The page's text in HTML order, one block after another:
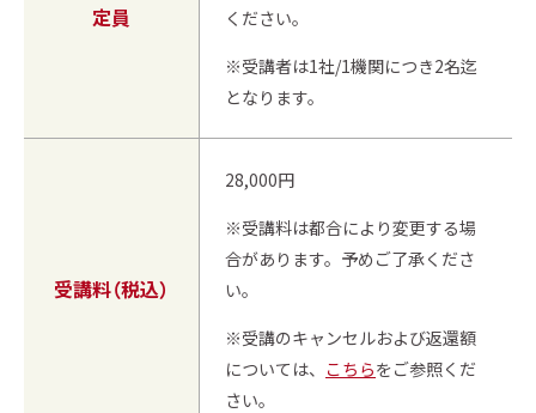
定員
ください。
※受講者は1社/1機関につき2名迄
となります。
受講料（税込）
28,000円
※受講料は都合により変更する場
合があります。予めご了承くださ
い。
※受講のキャンセルおよび返還額
については、 こちらをご参照くだ
さい。